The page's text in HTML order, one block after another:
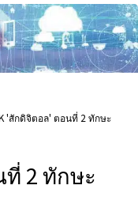
'สักดิจิตอล' ตอนที่ 2 ทักษะ
2 ทักษะ